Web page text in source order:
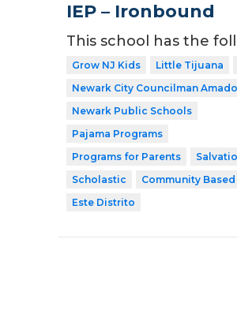
IEP – Ironbound
This school has the
Grow NJ Kids Little Tijuana
Newark City Councilman
Newark Public Schools
Pajama Programs
Programs for Parents
Scholastic
Community
Este Distrito